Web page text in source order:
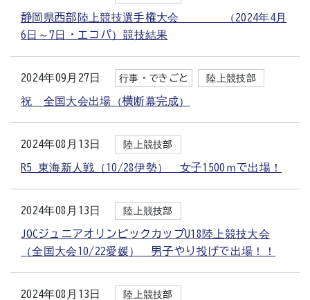
静岡県西部陸上競技選手権大会 （2024年4月
6日～7日・エコパ）競技結果
2024年09月27日 行事・できごと 陸上競技部
祝 全国大会出場（横断幕完成）
2024年08月13日 陸上競技部
R5_東海新人戦（10/28伊勢） 女子1500ｍで出場！
2024年08月13日 陸上競技部
JOCジュニアオリンピックカップU18陸上競技大会
（全国大会10/22愛媛） 男子やり投げで出場！！
2024年08月13日 陸上競技部